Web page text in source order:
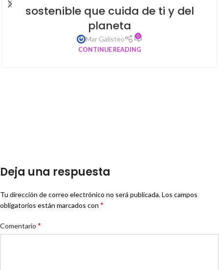
sostenible que cuida de ti y del
planeta
Mar Galisteo 0
CONTINUE READING
Deja una respuesta
Tu dirección de correo electrónico no será publicada.Los campos
obligatorios están marcados con *
Comentario *